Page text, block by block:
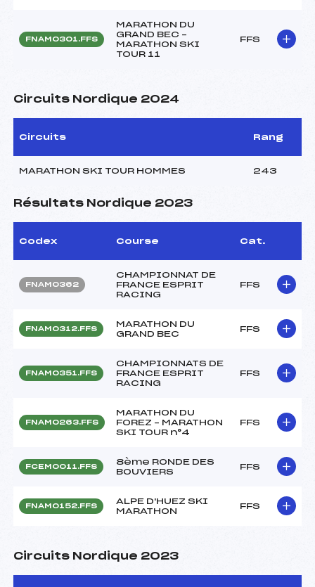
FNAM0301.FFS
MARATHON DU
GRAND BEC –
MARATHON SKI
TOUR 11
FFS
Circuits Nordique 2024
Circuits Rang
MARATHON SKI TOUR HOMMES 243
Résultats Nordique 2023
Codex Course Cat.
FNAM0362
CHAMPIONNAT DE
FRANCE ESPRIT
RACING
FFS
FNAM0312.FFS
MARATHON DU
GRAND BEC
FFS
FNAM0351.FFS
CHAMPIONNATS DE
FRANCE ESPRIT
RACING
FFS
FNAM0263.FFS
MARATHON DU
FOREZ – MARATHON
SKI TOUR n°4
FFS
FCEM0011.FFS
8ème RONDE DES
BOUVIERS
FFS
FNAM0152.FFS
ALPE D'HUEZ SKI
MARATHON
FFS
Circuits Nordique 2023